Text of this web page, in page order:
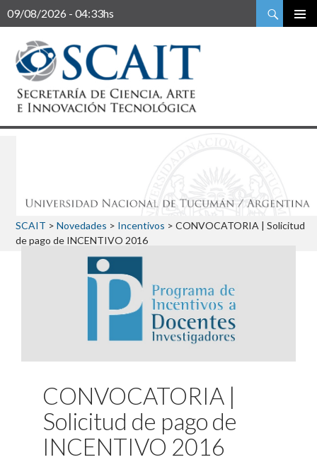
09/08/2026 - 04:33hs
Buscar
SCAIT > Novedades > Incentivos > CONVOCATORIA | Solicitud
de pago de INCENTIVO 2016
CONVOCATORIA |
Solicitud de pago de
INCENTIVO 2016